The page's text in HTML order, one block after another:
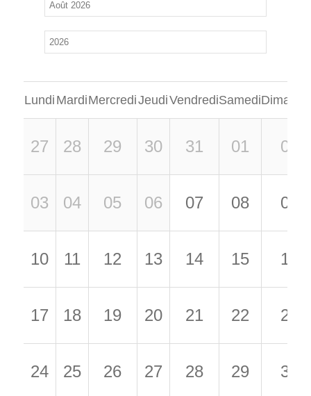
Lundi MardiMercrediJeudiVendrediSamedi
27 28 29 30 31 01 02
03 04 05 06 07 08 09
10 11 12 13 14 15 16
17 18 19 20 21 22 23
24 25 26 27 28 29 30